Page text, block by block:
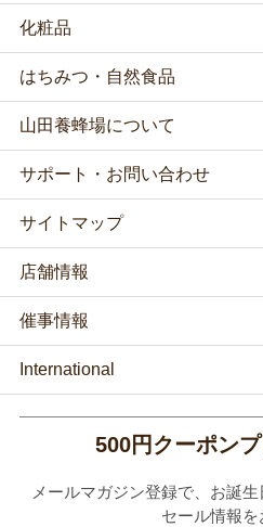
化粧品
はちみつ・自然食品
山田養蜂場について
サポート・お問い合わせ
サイトマップ
店舗情報
催事情報
International
500円クーポンプ
メールマガジン登録で、お誕
セール情報を